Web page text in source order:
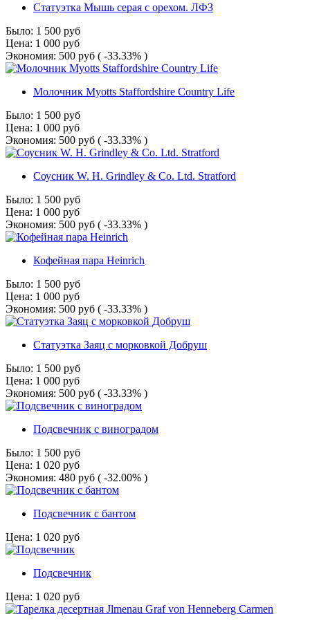
Статуэтка Мышь серая с орехом. ЛФЗ
Было: 1 500 руб
Цена: 1 000 руб
Экономия: 500 руб ( -33.33% )
Молочник Myotts Staffordshire Country Life
Было: 1 500 руб
Цена: 1 000 руб
Экономия: 500 руб ( -33.33% )
Соусник W. H. Grindley & Co. Ltd. Stratford
Было: 1 500 руб
Цена: 1 000 руб
Экономия: 500 руб ( -33.33% )
Кофейная пара Heinrich
Было: 1 500 руб
Цена: 1 000 руб
Экономия: 500 руб ( -33.33% )
Статуэтка Заяц с морковкой Добруш
Было: 1 500 руб
Цена: 1 000 руб
Экономия: 500 руб ( -33.33% )
Подсвечник с виноградом
Было: 1 500 руб
Цена: 1 020 руб
Экономия: 480 руб ( -32.00% )
Подсвечник с бантом
Цена: 1 020 руб
Подсвечник
Цена: 1 020 руб